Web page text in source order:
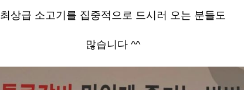
최상급 소고기를 집중적으로 드시러 오는 분들도
많습니다 ^^